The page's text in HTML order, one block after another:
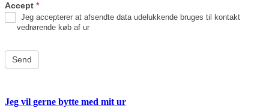
Accept *
Jeg accepterer at afsendte data udelukkende bruges til kontakt
vedrørende køb af ur
Send
Jeg vil gerne bytte med mit ur